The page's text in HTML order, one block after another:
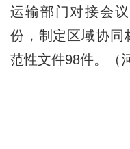
运输部门对接会
份，制定区域协同
范性文件98件。（